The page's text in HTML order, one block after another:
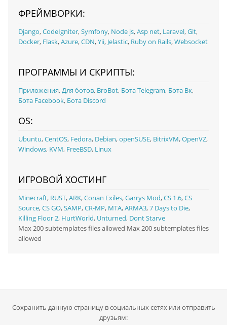
ФРЕЙМВОРКИ:
Django,CodeIgniter,Symfony, Node js,Asp net, Laravel,Git,
Docker, Flask,Azure,CDN,Yii, Jelastic, Ruby on Rails,Websocket
ПРОГРАММЫ И СКРИПТЫ:
Приложения,Для ботов, BroBot, Бота Telegram, Бота Вк,
Бота Facebook, Бота Discord
OS:
Ubuntu,CentOS, Fedora, Debian,openSUSE, BitrixVM,OpenVZ,
Windows, KVM, FreeBSD, Linux
ИГРОВОЙ ХОСТИНГ
Minecraft, RUST,ARK,Conan Exiles,Garrys Mod,CS 1.6,CS
Source,CS GO,SAMP,CR-MP, MTA,ARMA3,7 Days to Die,
Killing Floor 2, HurtWorld, Unturned, Dont Starve
Max 200 subtemplates files allowed Max 200 subtemplates files
allowed
Сохранить данную страницу в социальных сетях или отправить
друзьям: